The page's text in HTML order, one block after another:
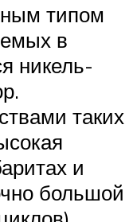
типом
в
никель-
таких
и
большой